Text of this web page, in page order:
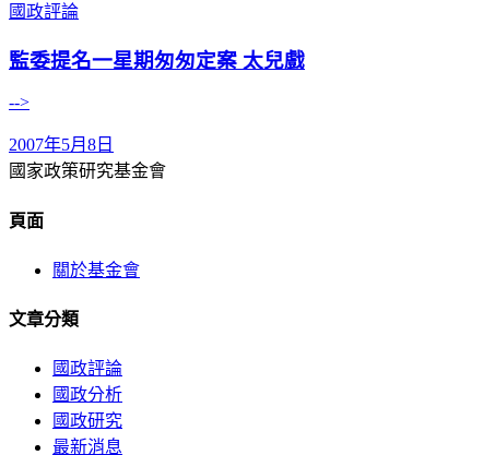
國政評論
監委提名一星期匆匆定案 太兒戲
-->
2007年5月8日
國家政策研究基金會
頁面
關於基金會
文章分類
國政評論
國政分析
國政研究
最新消息